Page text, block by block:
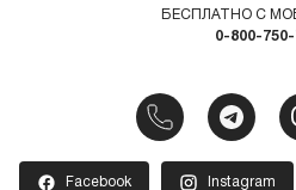
БЕСПЛАТНО С
0-800-750-
Facebook Instagram